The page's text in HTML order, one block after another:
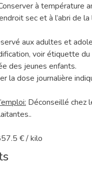
à température
sec et à l’abri de la
aux adultes et
voir étiquette du
des jeunes enfants.
la dose journalière
Déconseillé chez
€ / kilo